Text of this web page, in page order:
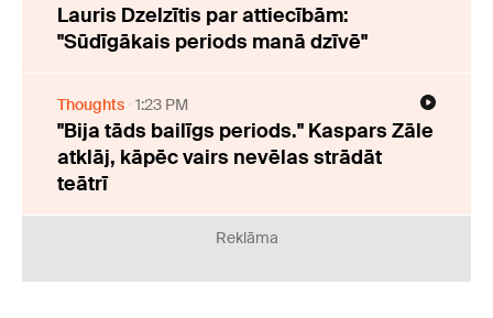
Lauris Dzelzītis par attiecībām:
"Sūdīgākais periods manā dzīvē"
Thoughts 1:23 PM
"Bija tāds bailīgs periods." Kaspars Zāle
atklāj, kāpēc vairs nevēlas strādāt
teātrī
Reklāma